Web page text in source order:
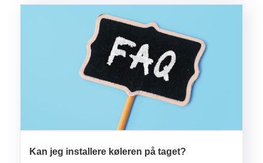
Kan jeg installere køleren på taget?